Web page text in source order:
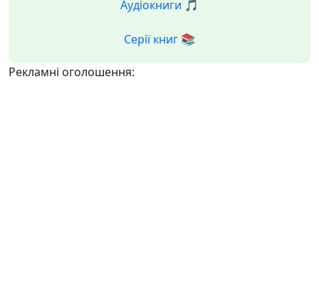
Аудіокниги 🎵
Серії книг 📚
Рекламні оголошення: